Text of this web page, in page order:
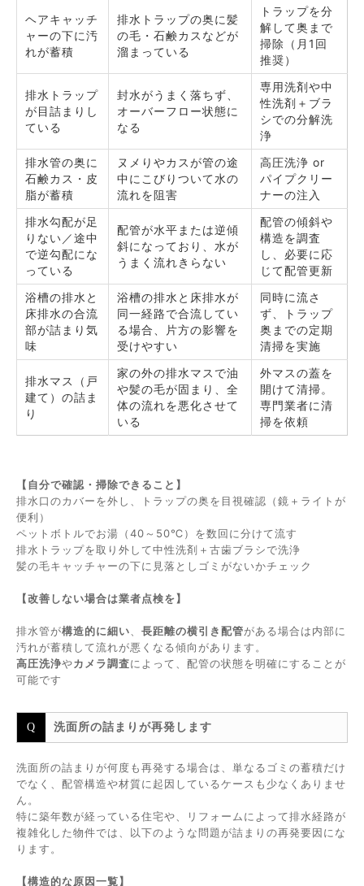
ヘアキャッチ
ャーの下に汚
れが蓄積
排水トラップの奥に髪
の毛・石鹸カスなどが
溜まっている
トラップを分
解して奥まで
掃除（月1回
推奨）
排水トラップ
が目詰まりし
ている
封水がうまく落ちず、
オーバーフロー状態に
なる
専用洗剤や中
性洗剤＋ブラ
シでの分解洗
浄
排水管の奥に
石鹸カス・皮
脂が蓄積
ヌメりやカスが管の途
中にこびりついて水の
流れを阻害
高圧洗浄 or
パイプクリー
ナーの注入
排水勾配が足
りない／途中
で逆勾配にな
っている
配管が水平または逆傾
斜になっており、水が
うまく流れきらない
配管の傾斜や
構造を調査
し、必要に応
じて配管更新
浴槽の排水と
床排水の合流
部が詰まり気
味
浴槽の排水と床排水が
同一経路で合流してい
る場合、片方の影響を
受けやすい
同時に流さ
ず、トラップ
奥までの定期
清掃を実施
排水マス（戸
建て）の詰ま
り
家の外の排水マスで油
や髪の毛が固まり、全
体の流れを悪化させて
いる
外マスの蓋を
開けて清掃。
専門業者に清
掃を依頼
【自分で確認・掃除できること】
排水口のカバーを外し、トラップの奥を目視確認（鏡＋ライトが
便利）
ペットボトルでお湯（40～50℃）を数回に分けて流す
排水トラップを取り外して中性洗剤＋古歯ブラシで洗浄
髪の毛キャッチャーの下に見落としゴミがないかチェック
【改善しない場合は業者点検を】
排水管が構造的に細い 長距離の横引き配管がある場合は内部に
汚れが蓄積して流れが悪くなる傾向があります。
高圧洗浄やカメラ調査によって、配管の状態を明確にすることが
可能です
洗面所の詰まりが再発します
洗面所の詰まりが何度も再発する場合は、単なるゴミの蓄積だけ
でなく、配管構造や材質に起因しているケースも少なくありませ
ん。
特に築年数が経っている住宅や、リフォームによって排水経路が
複雑化した物件では、以下のような問題が詰まりの再発要因にな
ります。
【構造的な原因一覧】